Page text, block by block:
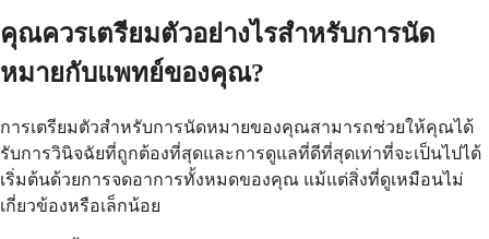
คุณควรเตรียมตัวอย่างไรสำหรับการนัด
หมายกับแพทย์ของคุณ?
การเตรียมตัวสำหรับการนัดหมายของคุณสามารถช่วยให้คุณได้
รับการวินิจฉัยที่ถูกต้องที่สุดและการดูแลที่ดีที่สุดเท่าที่จะเป็นไปได้
เริ่มต้นด้วยการจดอาการทั้งหมดของคุณ แม้แต่สิ่งที่ดูเหมือนไม่
เกี่ยวข้องหรือเล็กน้อย